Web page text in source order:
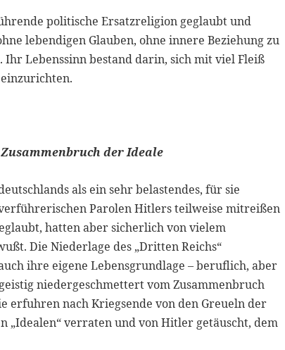
politische Ersatzreligion geglaubt und
lebendigen Glauben, ohne innere Beziehung zu
Ihr Lebenssinn bestand darin, sich mit viel Fleiß
der Ideale
als ein sehr belastendes, für sie
Parolen Hitlers teilweise mitreißen
hatten aber sicherlich von vielem
Die Niederlage des „Dritten Reichs“
ihre eigene Lebensgrundlage – beruflich, aber
niedergeschmettert vom Zusammenbruch
erfuhren nach Kriegsende von den Greueln der
„Idealen“ verraten und von Hitler getäuscht, dem